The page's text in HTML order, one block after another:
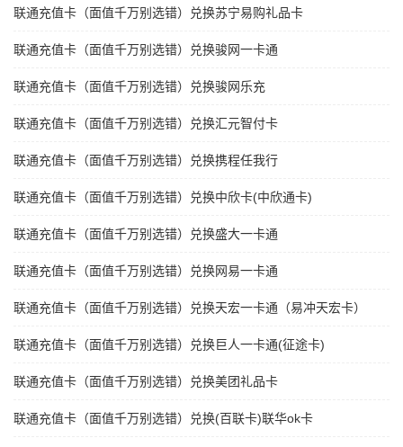
联通充值卡（面值千万别选错）兑换苏宁易购礼品卡
联通充值卡（面值千万别选错）兑换骏网一卡通
联通充值卡（面值千万别选错）兑换骏网乐充
联通充值卡（面值千万别选错）兑换汇元智付卡
联通充值卡（面值千万别选错）兑换携程任我行
联通充值卡（面值千万别选错）兑换中欣卡(中欣通卡)
联通充值卡（面值千万别选错）兑换盛大一卡通
联通充值卡（面值千万别选错）兑换网易一卡通
联通充值卡（面值千万别选错）兑换天宏一卡通（易冲天宏卡）
联通充值卡（面值千万别选错）兑换巨人一卡通(征途卡)
联通充值卡（面值千万别选错）兑换美团礼品卡
联通充值卡（面值千万别选错）兑换(百联卡)联华ok卡